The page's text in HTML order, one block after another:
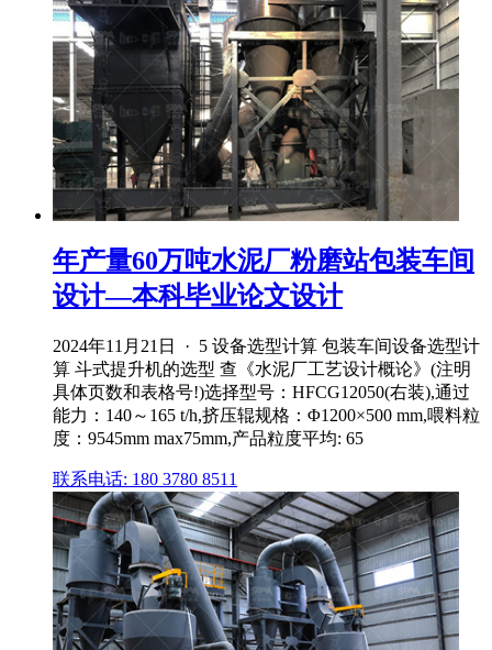
年产量60万吨水泥厂粉磨站包装车间
设计—本科毕业论文设计
2024年11月21日 · 5 设备选型计算 包装车间设备选型计
算 斗式提升机的选型 查《水泥厂工艺设计概论》(注明
具体页数和表格号!)选择型号：HFCG12050(右装),通过
能力：140～165 t/h,挤压辊规格：Φ1200×500 mm,喂料粒
度：9545mm max75mm,产品粒度平均: 65
联系电话: 180 3780 8511